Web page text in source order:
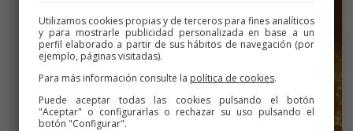
Utilizamos cookies propias y de terceros para fines analíticos
y para mostrarle publicidad personalizada en base a un
perfil elaborado a partir de sus hábitos de navegación (por
ejemplo, páginas visitadas).
Para más información consulte la política de cookies.
Puede aceptar todas las cookies pulsando el botón
"Aceptar" o configurarlas o rechazar su uso pulsando el
botón "Configurar".